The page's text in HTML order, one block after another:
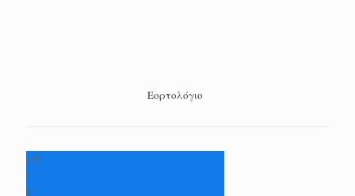
Εορτολόγιο
+33
°
C